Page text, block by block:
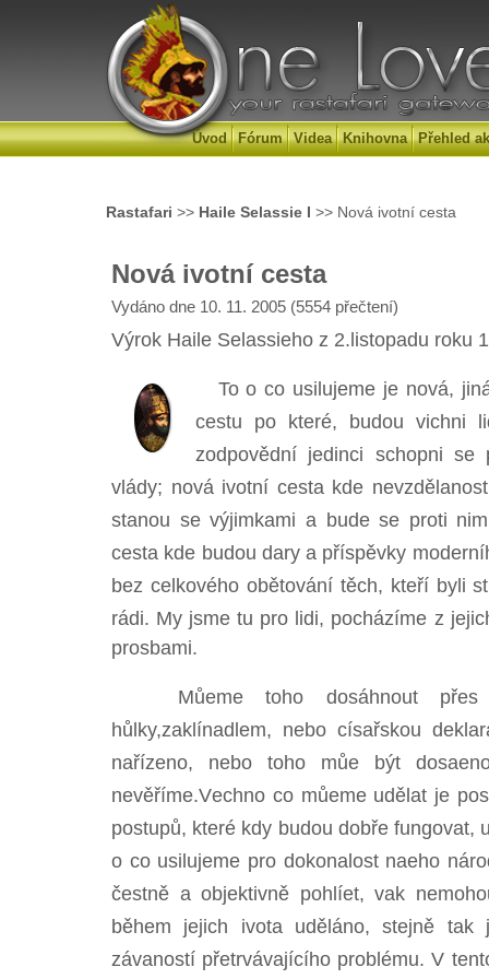
Úvod Fórum Videa Knihovna Přehled
Rastafari >> Haile Selassie I >> Nová ivotní cesta
Nová ivotní cesta
Vydáno dne 10. 11. 2005 (5554 přečtení)
Výrok Haile Selassieho z 2.listopadu roku
To o co usilujeme je nová, jiná
cestu po které, budou vichni
zodpovědní jedinci schopni se
vlády; nová ivotní cesta kde
stanou se výjimkami a bude se proti
cesta kde budou dary a příspěvky
bez celkového obětování těch, kteří byli
rádi. My jsme tu pro lidi, pocházíme z
prosbami.
Můeme toho dosáhnout přes
hůlky,zaklínadlem, nebo císařskou
nařízeno, nebo toho můe být
nevěříme.Vechno co můeme udělat je
postupů, které kdy budou dobře fungovat,
o co usilujeme pro dokonalost naeho
čestně a objektivně pohlíet, vak
během jejich ivota uděláno, stejně tak
závaností přetrvávajícího problému. V